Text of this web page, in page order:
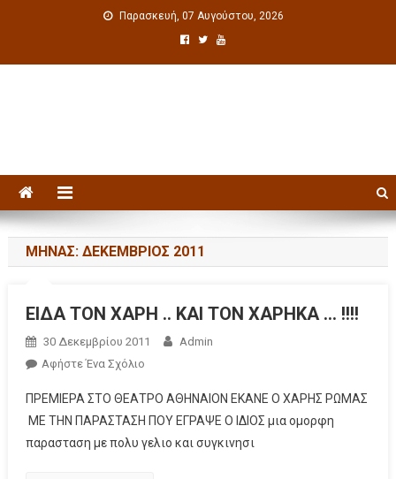
Παρασκευή, 07 Αυγούστου, 2026
ΜΉΝΑΣ: ΔΕΚΈΜΒΡΙΟΣ 2011
ΕΙΔΑ ΤΟΝ ΧΑΡΗ .. ΚΑΙ ΤΟΝ ΧΑΡΗΚΑ … !!!!
30 Δεκεμβρίου 2011
Admin
Αφήστε Ένα Σχόλιο
ΠΡΕΜΙΕΡΑ ΣΤΟ ΘΕΑΤΡΟ ΑΘΗΝΑΙΟΝ ΕΚΑΝΕ Ο ΧΑΡΗΣ ΡΩΜΑΣ
ΜΕ ΤΗΝ ΠΑΡΑΣΤΑΣΗ ΠΟΥ ΕΓΡΑΨΕ Ο ΙΔΙΟΣ μια ομορφη
παρασταση με πολυ γελιο και συγκινησι